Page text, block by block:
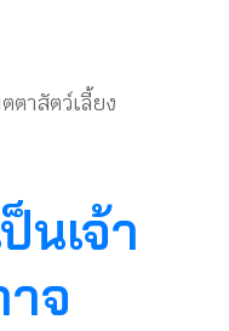
ตาสัตว์เลี้ยง
นเจ้า
จ